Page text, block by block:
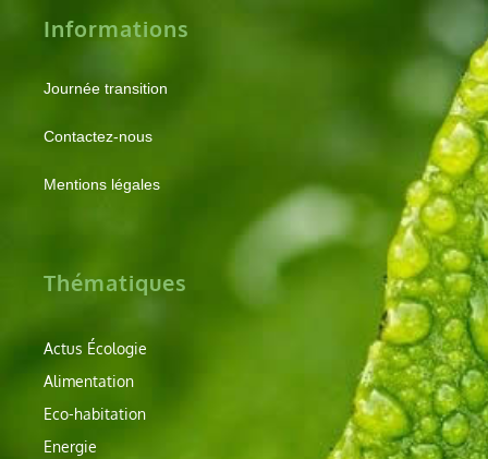
Informations
Journée transition
Contactez-nous
Mentions légales
Thématiques
Actus Écologie
Alimentation
Eco-habitation
Energie